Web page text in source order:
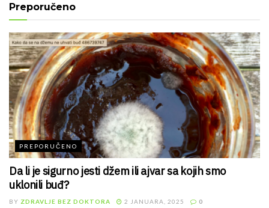
Preporučeno
PREPORUČENO
Da li je sigurno jesti džem ili ajvar sa kojih smo
uklonili buđ?
BY ZDRAVLJE BEZ DOKTORA 2 JANUARA, 2025 0